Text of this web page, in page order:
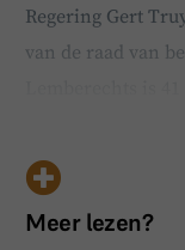
Regering Gert
van de raad van
Lemberechts tot
benoemd. Die
voormalig
Meer lezen?